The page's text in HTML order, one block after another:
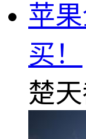
苹
买！
楚